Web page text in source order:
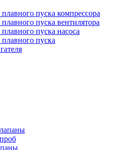
плавного пуска компрессора
плавного пуска вентилятора
пуска насоса
плавного пуска